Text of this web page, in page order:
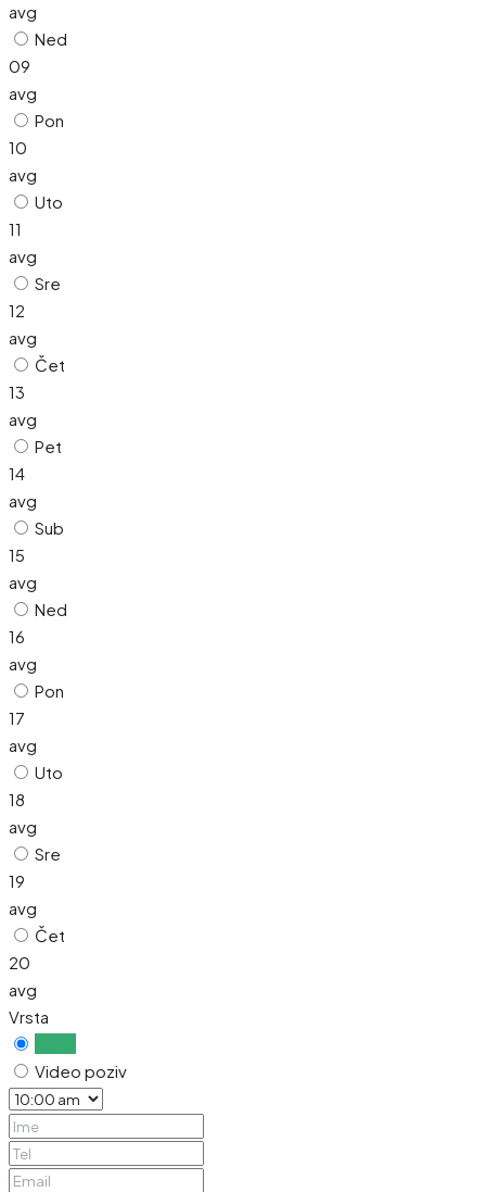
avg
Ned
09
avg
Pon
10
avg
Uto
11
avg
Sre
12
avg
Čet
13
avg
Pet
14
avg
Sub
15
avg
Ned
16
avg
Pon
17
avg
Uto
18
avg
Sre
19
avg
Čet
20
avg
Vrsta
Video poziv